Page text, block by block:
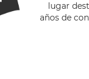
lugar
años de